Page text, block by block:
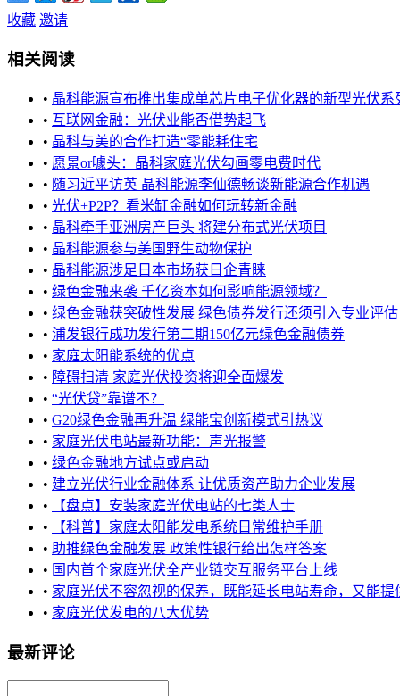
收藏 邀请
相关阅读
• 晶科能源宣布推出集成单芯片电子优化器的新型光伏系
• 互联网金融：光伏业能否借势起飞
• 晶科与美的合作打造“零能耗住宅
• 愿景or噱头：晶科家庭光伏勾画零电费时代
• 随习近平访英 晶科能源李仙德畅谈新能源合作机遇
• 光伏+P2P？看米缸金融如何玩转新金融
• 晶科牵手亚洲房产巨头 将建分布式光伏项目
• 晶科能源参与美国野生动物保护
• 晶科能源涉足日本市场获日企青睐
• 绿色金融来袭 千亿资本如何影响能源领域？
• 绿色金融获突破性发展 绿色债券发行还须引入专业评估
• 浦发银行成功发行第二期150亿元绿色金融债券
• 家庭太阳能系统的优点
• 障碍扫清 家庭光伏投资将迎全面爆发
• “光伏贷”靠谱不？
• G20绿色金融再升温 绿能宝创新模式引热议
• 家庭光伏电站最新功能：声光报警
• 绿色金融地方试点或启动
• 建立光伏行业金融体系 让优质资产助力企业发展
•
【盘点】安装家庭光伏电站的七类人士
•
【科普】家庭太阳能发电系统日常维护手册
• 助推绿色金融发展 政策性银行给出怎样答案
• 国内首个家庭光伏全产业链交互服务平台上线
• 家庭光伏不容忽视的保养，既能延长电站寿命，又能提
• 家庭光伏发电的八大优势
最新评论